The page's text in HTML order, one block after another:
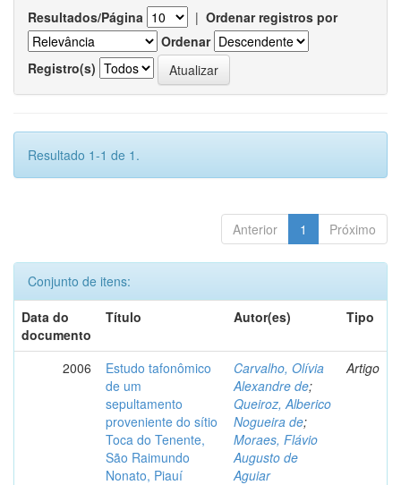
Resultados/Página | Ordenar registros por
Ordenar
Registro(s)
Resultado 1-1 de 1.
Anterior 1 Próximo
Conjunto de itens:
Data do
documento
Título Autor(es) Tipo
2006
Estudo tafonômico
de um
sepultamento
proveniente do sítio
Toca do Tenente,
São Raimundo
Nonato, Piauí
Carvalho, Olívia
Alexandre de;
Queiroz, Alberico
Nogueira de;
Moraes, Flávio
Augusto de
Aguiar
Artigo